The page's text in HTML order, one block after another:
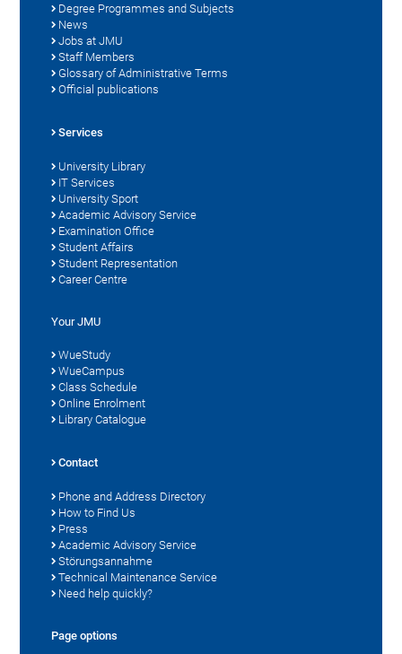
Degree Programmes and Subjects
News
Jobs at JMU
Staff Members
Glossary of Administrative Terms
Official publications
Services
University Library
IT Services
University Sport
Academic Advisory Service
Examination Office
Student Affairs
Student Representation
Career Centre
Your JMU
WueStudy
WueCampus
Class Schedule
Online Enrolment
Library Catalogue
Contact
Phone and Address Directory
How to Find Us
Press
Academic Advisory Service
Störungsannahme
Technical Maintenance Service
Need help quickly?
Page options